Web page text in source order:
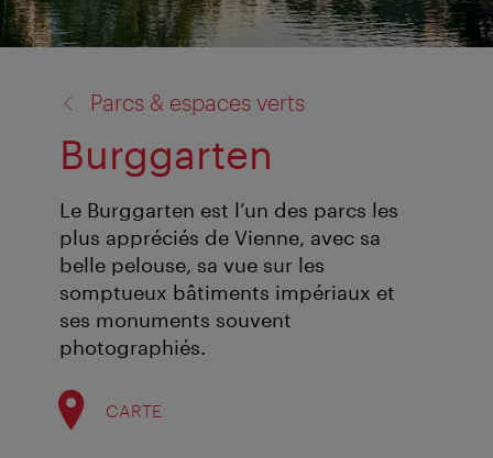
Parcs & espaces verts
Burggarten
Le Burggarten est l’un des parcs les
plus appréciés de Vienne, avec sa
belle pelouse, sa vue sur les
somptueux bâtiments impériaux et
ses monuments souvent
photographiés.
CARTE